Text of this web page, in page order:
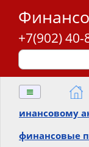
+7(902) 40-
≡
инансовому
финансовые